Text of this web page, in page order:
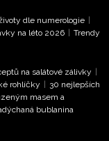
ODESLAT
dle numerologie |
na léto 2026 | Trendy
na salátové zálivky |
rohlíčky | 30 nejlepších
masem a
bublanina